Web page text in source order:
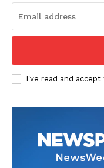
I've read and accept